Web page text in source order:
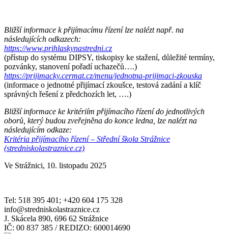
Bližší informace k přijímacímu řízení lze nalézt např. na
následujících odkazech:
https://www.prihlaskynastredni.cz
(přístup do systému DIPSY, tiskopisy ke stažení, důležité termíny,
pozvánky, stanovení pořadí uchazečů….)
https://prijimacky.cermat.cz/menu/jednotna-prijimaci-zkouska
(informace o jednotné přijímací zkoušce, testová zadání a klíč
správných řešení z předchozích let, ….)
Bližší informace ke kritériím přijímacího řízení do jednotlivých
oborů, který budou zveřejněna do konce ledna, lze nalézt na
následujícím odkaze:
Kritéria přijímacího řízení – Střední škola Strážnice
(stredniskolastraznice.cz)
Ve Strážnici, 10. listopadu 2025
Tel: 518 395 401; +420 604 175 328
info@stredniskolastraznice.cz
J. Skácela 890, 696 62 Strážnice
IČ: 00 837 385 / REDIZO: 600014690